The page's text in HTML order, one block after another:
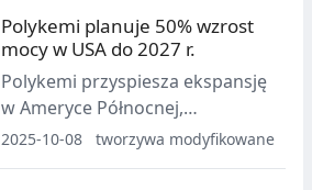
Polieco - M.P.B., producenta
systemów rurowych oraz żywic
do powlekania i opakowań.
Finalizacja transakcji
przewidywana jest do końca
2025 r., z zastrzeżeniem
standardowych zgód.
Polykemi planuje 50% wzrost
mocy w USA do 2027 r.
Polykemi przyspiesza ekspansję
w Ameryce Północnej,
wzmacniając sprzedaż i wsparcie
2025-10-08 tworzywa modyfikowane